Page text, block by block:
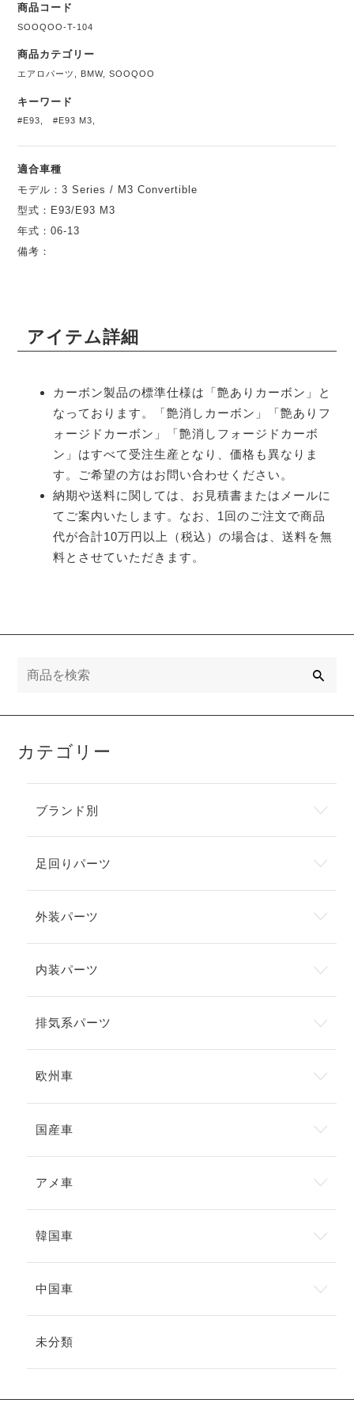
商品コード
SOOQOO-T-104
商品カテゴリー
エアロパーツ BMW,SOOQOO
キーワード
#E93 ,#E93 M3
適合車種
モデル：3 Series / M3 Convertible
型式：E93/E93 M3
年式：06-13
備考：
アイテム詳細
カーボン製品の標準仕様は「艶ありカーボン」と
なっております。「艶消しカーボン」「艶ありフ
ォージドカーボン」「艶消しフォージドカーボ
ン」はすべて受注生産となり、価格も異なりま
す。ご希望の方はお問い合わせください。
納期や送料に関しては、お見積書またはメールに
てご案内いたします。なお、1回のご注文で商品
代が合計10万円以上（税込）の場合は、送料を無
料とさせていただきます。
カテゴリー
ブランド別
足回りパーツ
外装パーツ
内装パーツ
排気系パーツ
欧州車
国産車
アメ車
韓国車
中国車
未分類